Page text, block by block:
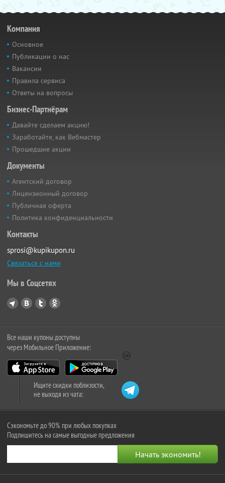
Компания
Основное
Публикации о нас
Вакансии
Правила сервиса
Ответы на вопросы
Бизнес-Партнёрам
Давайте сделаем акцию!
Заработайте, как Вебмастер
Прошедшие акции
Документы
Агентский договор
Лицензионный договор
Публичная оферта
Политика конфиденциальности
Контакты
sprosi@kupikupon.ru
Связаться с нами
Мы в Соцсетях
Все наши купоны доступны
через Мобильное Приложение:
Ищите скидки поблизости,
не выходя из чата:
Сэкономьте до 90% при любых покупках
Подпишитесь на самые выгодные предложения